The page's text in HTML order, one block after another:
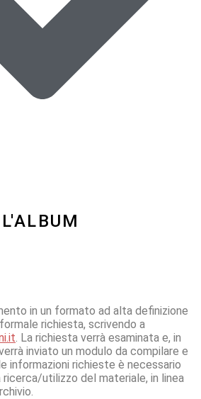
in un formato ad alta definizione
richiesta, scrivendo a
. La richiesta verrà esaminata e, in
inviato un modulo da compilare e
informazioni richieste è necessario
utilizzo del materiale, in linea